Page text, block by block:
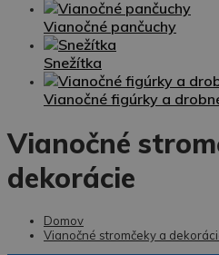
Vianočné pančuchy
Snežítka
Vianočné figúrky a
Vianočné
dekorácie
Domov
Vianočné stromčeky a